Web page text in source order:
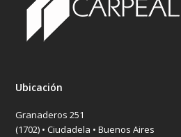
Ubicación
Granaderos 251
(1702) • Ciudadela • Buenos Aires